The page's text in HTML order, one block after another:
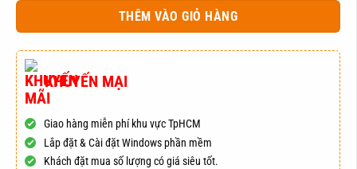
THÊM VÀO GIỎ HÀNG
KHUYẾN MẠI
Giao hàng miễn phí khu vực TpHCM
Lắp đặt & Cài đặt Windows phần mềm
Khách đặt mua số lượng có giá siêu tốt.